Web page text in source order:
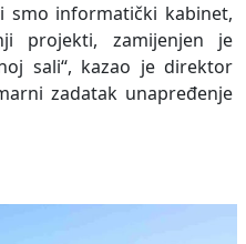
smo informatički kabinet,
projekti, zamijenjen je
sali“, kazao je direktor
zadatak unapređenje